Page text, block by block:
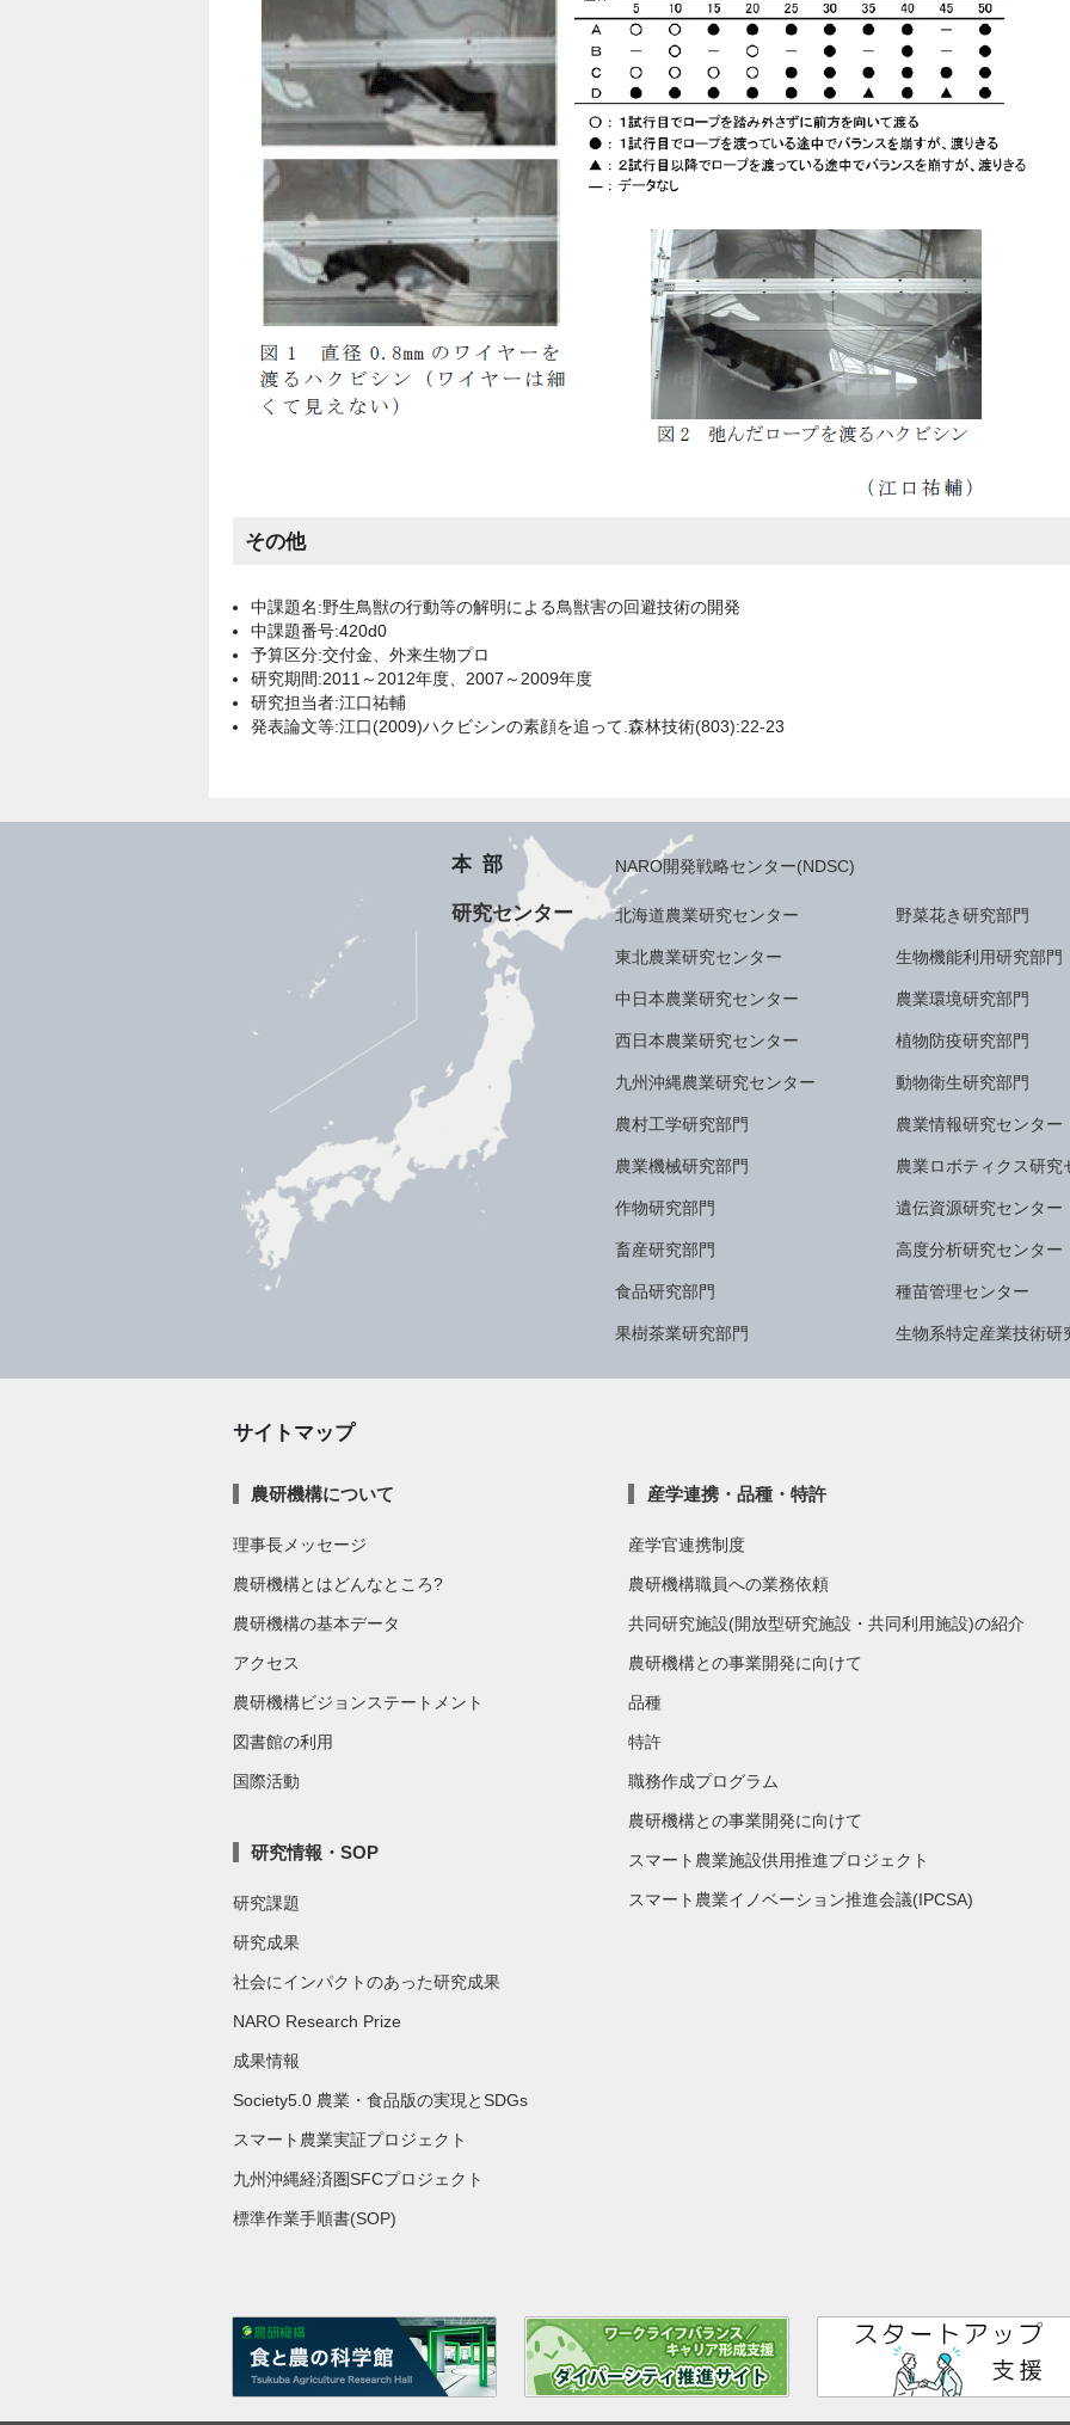
その他
中課題名:野生鳥獣の行動等の解明による鳥獣害の回避技術の開発
中課題番号:420d0
予算区分:交付金、外来生物プロ
研究期間:2011～2012年度、2007～2009年度
研究担当者:江口祐輔
発表論文等:江口(2009)ハクビシンの素顔を追って.森林技術(803):22-23
本部 NARO開発戦略センター(NDSC)
研究センター 北海道農業研究センター
東北農業研究センター
中日本農業研究センター
西日本農業研究センター
九州沖縄農業研究センター
農村工学研究部門
農業機械研究部門
作物研究部門
畜産研究部門
食品研究部門
果樹茶業研究部門
野菜花き研究部門
生物機能利用研究部門
農業環境研究部門
植物防疫研究部門
動物衛生研究部門
農業情報研究センター
農業ロボティクス研究
遺伝資源研究センター
高度分析研究センター
種苗管理センター
生物系特定産業技術研
サイトマップ
農研機構について
理事長メッセージ
農研機構とはどんなところ?
農研機構の基本データ
アクセス
農研機構ビジョンステートメント
図書館の利用
国際活動
研究情報・SOP
研究課題
研究成果
社会にインパクトのあった研究成果
NARO Research Prize
成果情報
Society5.0 農業・食品版の実現とSDGs
スマート農業実証プロジェクト
九州沖縄経済圏SFCプロジェクト
標準作業手順書(SOP)
産学連携・品種・特許
産学官連携制度
農研機構職員への業務依頼
共同研究施設(開放型研究施設・共同利用施設)の紹介
農研機構との事業開発に向けて
品種
特許
職務作成プログラム
農研機構との事業開発に向けて
スマート農業施設供用推進プロジェクト
スマート農業イノベーション推進会議(IPCSA)